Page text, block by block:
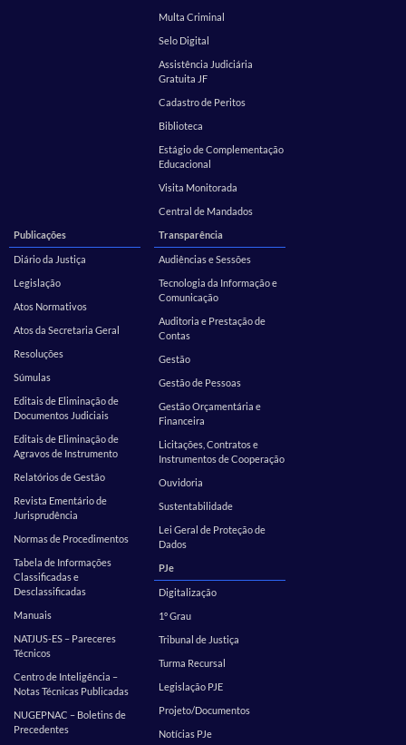
Multa Criminal
Selo Digital
Assistência Judiciária
Gratuita JF
Cadastro de Peritos
Biblioteca
Estágio de Complementação
Educacional
Visita Monitorada
Central de Mandados
Publicações
Diário da Justiça
Legislação
Atos Normativos
Atos da Secretaria Geral
Resoluções
Súmulas
Editais de Eliminação de
Documentos Judiciais
Editais de Eliminação de
Agravos de Instrumento
Relatórios de Gestão
Revista Ementário de
Jurisprudência
Normas de Procedimentos
Tabela de Informações
Classificadas e
Desclassificadas
Manuais
NATJUS-ES – Pareceres
Técnicos
Centro de Inteligência –
Notas Técnicas Publicadas
NUGEPNAC – Boletins de
Precedentes
Transparência
Audiências e Sessões
Tecnologia da Informação e
Comunicação
Auditoria e Prestação de
Contas
Gestão
Gestão de Pessoas
Gestão Orçamentária e
Financeira
Licitações, Contratos e
Instrumentos de Cooperação
Ouvidoria
Sustentabilidade
Lei Geral de Proteção de
Dados
PJe
Digitalização
1º Grau
Tribunal de Justiça
Turma Recursal
Legislação PJE
Projeto/Documentos
Notícias PJe